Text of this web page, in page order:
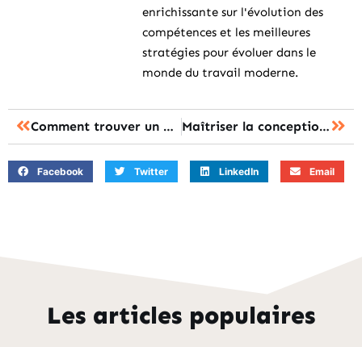
enrichissante sur l'évolution des
compétences et les meilleures
stratégies pour évoluer dans le
monde du travail moderne.
Comment trouver un professeur de guitare adapté à son niveau ? Maîtriser la conception 2D et 3D grâce à une formation en ligne sur AutoCAD
Facebook Twitter LinkedIn Email
Les articles populaires